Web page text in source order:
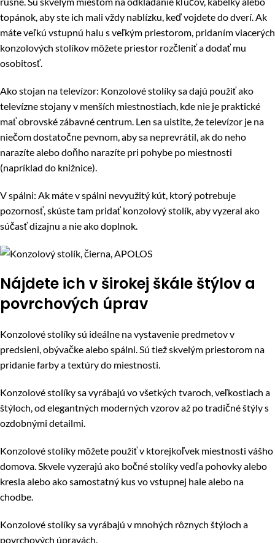
topánok, aby ste ich mali vždy nablízku, keď vojdete do dverí. Ak
máte veľkú vstupnú halu s veľkým priestorom, pridaním viacerých
konzolových stolíkov môžete priestor rozčleniť a dodať mu
osobitosť.
Ako stojan na televízor: Konzolové stolíky sa dajú použiť ako
televízne stojany v menších miestnostiach, kde nie je praktické
mať obrovské zábavné centrum. Len sa uistite, že televízor je na
niečom dostatočne pevnom, aby sa neprevrátil, ak do neho
narazíte alebo doňho narazíte pri pohybe po miestnosti
(napríklad do knižnice).
V spálni: Ak máte v spálni nevyužitý kút, ktorý potrebuje
pozornosť, skúste tam pridať konzolový stolík, aby vyzeral ako
súčasť dizajnu a nie ako doplnok.
Nájdete ich v širokej škále štýlov a
povrchových úprav
Konzolové stolíky sú ideálne na vystavenie predmetov v
predsieni, obývačke alebo spálni. Sú tiež skvelým priestorom na
pridanie farby a textúry do miestnosti.
Konzolové stolíky sa vyrábajú vo všetkých tvaroch, veľkostiach a
štýloch, od elegantných moderných vzorov až po tradičné štýly s
ozdobnými detailmi.
Konzolové stolíky môžete použiť v ktorejkoľvek miestnosti vášho
domova. Skvele vyzerajú ako bočné stolíky vedľa pohovky alebo
kresla alebo ako samostatný kus vo vstupnej hale alebo na
chodbe.
Konzolové stolíky sa vyrábajú v mnohých rôznych štýloch a
povrchových úpravách.